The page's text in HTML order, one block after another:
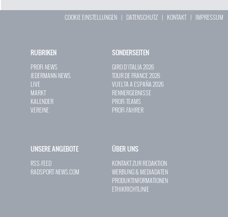
COOKIE EINSTELLUNGEN | DATENSCHUTZ | KONTAKT| IMPRESSUM
RUBRIKEN
PROFI-NEWS
JEDERMANN-NEWS
LIVE
MARKT
KALENDER
VEREINE
SONDERSEITEN
GIRO D`ITALIA 2026
TOUR DE FRANCE 2026
VUELTA A ESPAÑA 2026
RENNERGEBNISSE
PROFI-TEAMS
PROFI-FAHRER
UNSERE ANGEBOTE
RSS-FEED
RADSPORT-NEWS.COM
ÜBER UNS
KONTAKT ZUR REDAKTION
WERBUNG & MEDIADATEN
PRODUKTINFORMATIONEN
ETHIKRICHTLINIE